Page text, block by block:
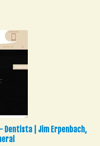
Dentista | Jim Erpenbach,